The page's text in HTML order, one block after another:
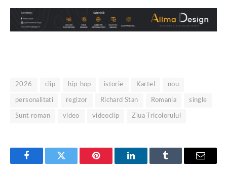
2026 clip hip-hop istorie Kartel nou
personalitati regizor Richard Stan Romania single
Sunt roman video videoclip Ziua Tricolorului
FacebookTwitter Pinterest LinkedInTumblr Email